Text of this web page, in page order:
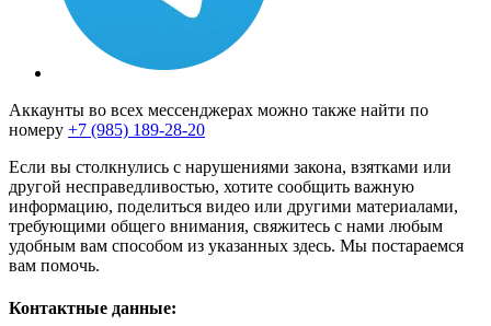
Аккаунты во всех мессенджерах можно также найти по
номеру +7 (985) 189-28-20
Если вы столкнулись с нарушениями закона, взятками или
другой несправедливостью, хотите сообщить важную
информацию, поделиться видео или другими материалами,
требующими общего внимания, свяжитесь с нами любым
удобным вам способом из указанных здесь. Мы постараемся
вам помочь.
Контактные данные: